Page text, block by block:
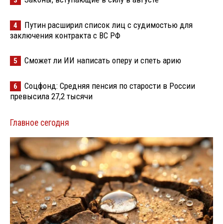
4
Путин расширил список лиц с судимостью для
заключения контракта с ВС РФ
5 Сможет ли ИИ написать оперу и спеть арию
6
Соцфонд: Средняя пенсия по старости в России
превысила 27,2 тысячи
Главное сегодня